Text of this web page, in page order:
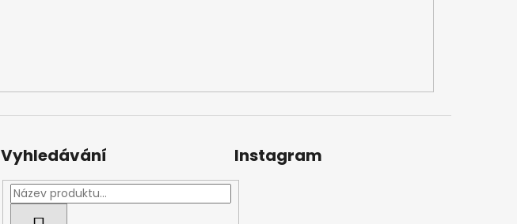
Vyhledávání Instagram